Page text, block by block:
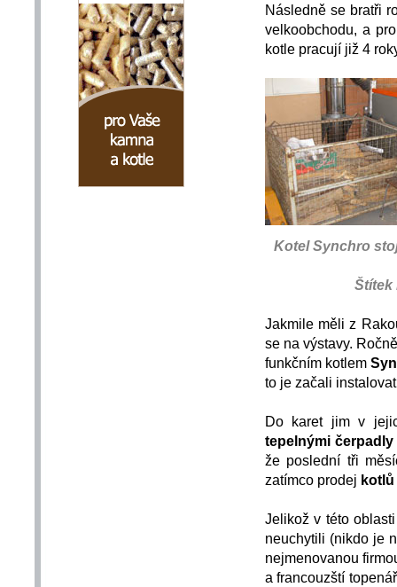
Následně se bratři
velkoobchodu, a
kotle pracují již 4
Kotel Synchro
Štítek
Jakmile měli z
se na výstavy.
funkčním kotlem
to je začali
Do karet jim v
tepelnými čerpadly
že poslední tři
zatímco prodej
Jelikož v této
neuchytili (nikdo je
nejmenovanou
a francouzští